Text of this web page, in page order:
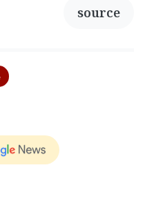
source